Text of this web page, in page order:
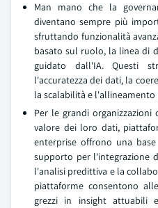
Man mano che la
diventano sempre più
sfruttando funzionalità
basato sul ruolo, la linea di
guidato dall'IA. Questi
l'accuratezza dei dati, la
la scalabilità e
Per le grandi
valore dei loro dati,
enterprise offrono una
supporto per l'integrazione
l'analisi predittiva e la
piattaforme consentono
grezzi in insight attuabili